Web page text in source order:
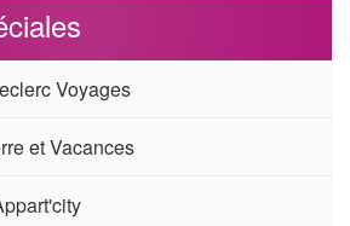
Voyages
et Vacances